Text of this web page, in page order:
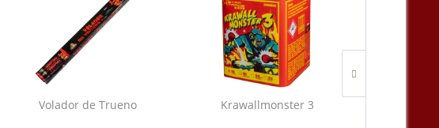
Volador de Trueno Krawallmonster 3